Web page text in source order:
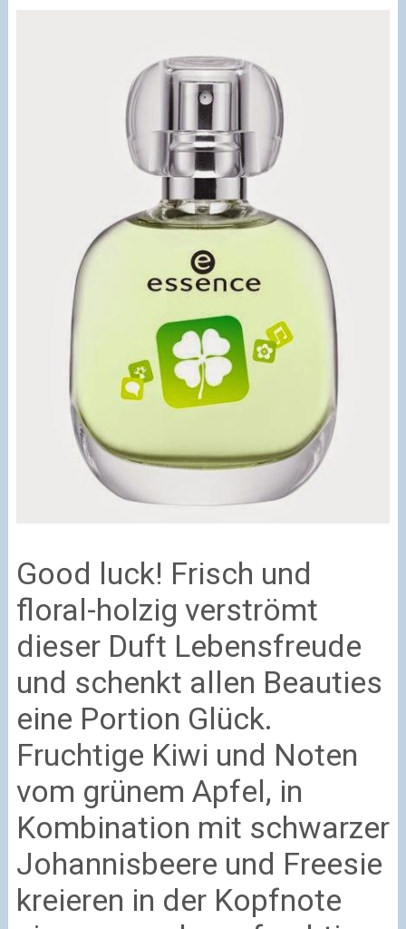
Good luck! Frisch und
floral-holzig verströmt
dieser Duft Lebensfreude
und schenkt allen Beauties
eine Portion Glück.
Fruchtige Kiwi und Noten
vom grünem Apfel, in
Kombination mit schwarzer
Johannisbeere und Freesie
kreieren in der Kopfnote